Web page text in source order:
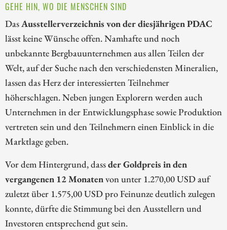
GEHE HIN, WO DIE MENSCHEN SIND
DasAusstellerverzeichnis von der diesjährigen PDAC
lässt keine Wünsche offen. Namhafte und noch
unbekannte Bergbauunternehmen aus allen Teilen der
Welt, auf der Suche nach den verschiedensten Mineralien,
lassen das Herz der interessierten Teilnehmer
höherschlagen. Neben jungen Explorern werden auch
Unternehmen in der Entwicklungsphase sowie Produktion
vertreten sein und den Teilnehmern einen Einblick in die
Marktlage geben.
Vor dem Hintergrund, dassder Goldpreis in den
vergangenen 12 Monatenvon unter 1.270,00 USD auf
zuletzt über 1.575,00 USD pro Feinunze deutlich zulegen
konnte, dürfte die Stimmung bei den Ausstellern und
Investoren entsprechend gut sein.